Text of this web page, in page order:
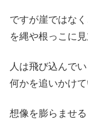
ですが崖ではな
を縄や根っこに
人は飛び込んで
何かを追いかけ
想像を膨らませ